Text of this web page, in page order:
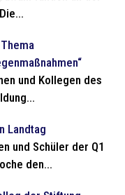
und Kollegen des
Landtag
und Schüler der Q1
den...